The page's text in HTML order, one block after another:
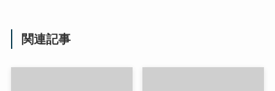
関連記事